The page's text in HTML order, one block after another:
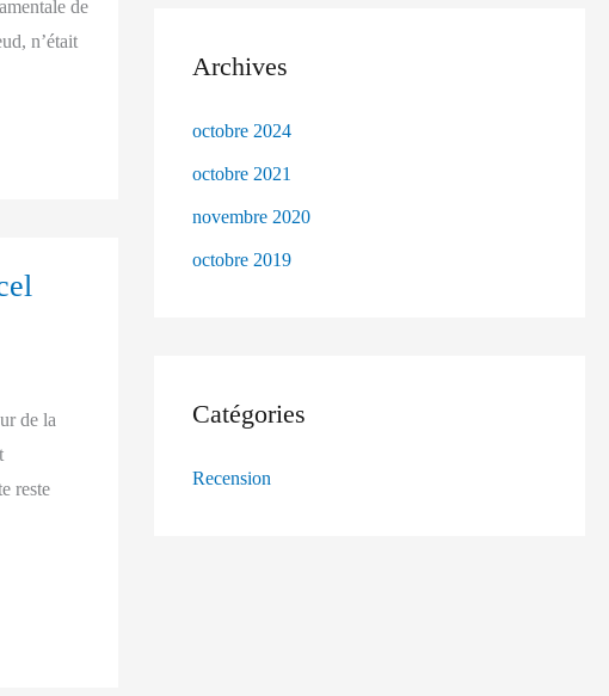
de
n’était
de la
reste
Archives
octobre 2024
octobre 2021
novembre 2020
octobre 2019
Catégories
Recension